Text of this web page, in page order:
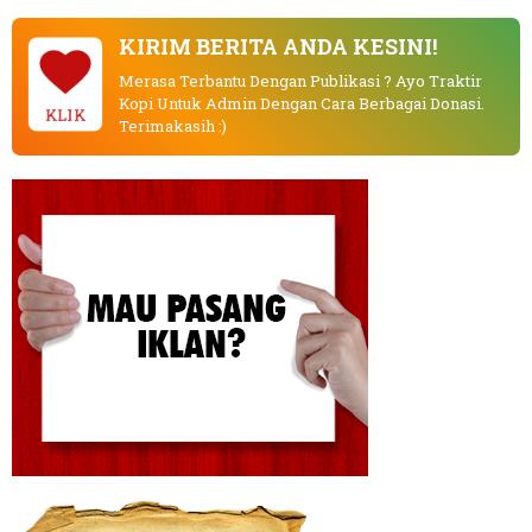
KLIK
KIRIM BERITA ANDA KESINI!
Merasa Terbantu Dengan Publikasi ? Ayo Traktir
Kopi Untuk Admin Dengan Cara Berbagai Donasi.
Terimakasih :)